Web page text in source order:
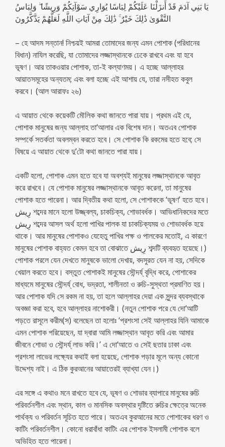
يَا بَنِي آدَمَ قَدْ أَنزَلْنَا عَلَيْكُمْ لِبَاسًا يُوَارِي سَوْآتِكُمْ وَرِيشًا ۖ وَلِبَاسُ
التَّقْوَىٰ ذَٰلِكَ خَيْرٌ ۚ ذَٰلِكَ مِنْ آيَاتِ اللَّهِ لَعَلَّهُمْ يَذَّكَّرُونَ
– হে আদম সন্তান! নিশ্চয়ই আমরা তোমাদের জন্য এমন পোশাক (পরিধানের
বিধান) নাযিল করেছি, যা তোমাদের লজ্জাস্থানকে ঢেকে রাখবে এবং যা হবে
ভূষণ। আর তাকওয়ার পোশাক, তা-ই কল্যাণময়। এ হচ্ছে আল্লাহর
আয়াতসমূহের অন্যতম; এবং বলা হচ্ছে এই আশায় যে, তারা নসীহত কবুল
করবে। (আল আরাফঃ ২৬)
এ আয়াত থেকে কয়েকটি মৌলিক কথা জানতে পারা যায়। প্রথম এই যে,
পোশাক মানুষের জন্য আল্লাহ তা‘আলার এক বিশেষ দান। অতএব পোশাক
সম্পর্কে সতর্কতা অবলম্বন করতে হবে। সে পোশাক কি রকমের হতে হবে; সে
বিষয়ে এ আয়াত থেকে দু’টো কথা জানতে পারা যায়।
একটি হলো, পোশাক এমন হতে হবে যা অবশ্যই মানুষের লজ্জাস্থানকে আবৃত
করে রাখবে। যে পোশাক মানুষের লজ্জাস্থানকে আবৃত করেনা, তা মানুষের
পোশাক হতে পারেনা। আর দ্বিতীয় কথা হলো, সে পোশাককে ‘ভূষণ’ হতে হবে।
رِيش শব্দের মানে হলো উজ্জ্বল্য, চাকচিক্য, শোভাবর্ধক। আভিধানিকদের মতে
رِيش শব্দের আসল অর্থ হলো পাখির পালক যা চাকচিক্যময় ও শোভাবর্ধক হয়ে
থাকে। আর মানুষের পোশাকও যেহেতু পাখির পক্ষ ও পালকের মতোই, এ কারণে
মানুষের পোশাক বাহ্যত কেমন হবে তা বোঝাতে رِيش শব্দটি ব্যবহৃত হয়েছে।)
পোশাক পরলে যেন দেখতে মানুষকে ভালো দেখায়, বদসুরত যেন না হয়, সেদিকে
খেয়াল করতে হবে। বস্তুত পোশাকই মানুষের সৌন্দর্য্ বৃদ্ধি করে, পোশাকের
মাধ্যমে মানুষের সৌন্দর্য্ বোধ, ভদ্রতা, শালীনতা ও রুচি-সুস্থতা প্রমাণিত হয়।
আর পোশাক যদি সে রকম না হয়, তা হলে আল্লাহর দেয়া এক সুন্দর ব্যবস্থাকে
অবজ্ঞা করা হবে, হবে আল্লাহর নাশোকরী। (নতুন পোশাক পরে যে দো‘আটি
পড়তে রাসূলে করীম(স) বলেছেন তা হলোঃ ‘প্রশংসা সেই আল্লাহর যিনি আমাকে
এমন পোশাক পরিয়েছেন, যা দ্বারা আমি লজ্জাস্থান আবৃত করি এবং আমার
জীবনে শোভা ও সৌন্দর্য্ লাভ করি।’ এ দো‘আতে ও সেই ছতার ঢাকা এবং
প্রশংসা লাভের লক্ষ্যের কথাই বলা হয়েছে, পোশাক পড়ার মূলে অন্য কোনো
উদ্দেশ্য নাই। এ ঠিক কুরআনের আয়াতেরই ব্যাখ্যা যেন।)
এর সঙ্গে এ কথাও মনে রাখতে হবে যে, ভূষণ ও শোভার ব্যাপারে মানুষের রুচি
পরিবর্তনশীল এবং স্থান, কাল ও মানসিক অবস্থার দৃষ্টিতে রুচির ক্ষেত্রে অনেক
পার্থক্য ও পরিবর্তন সূচিত হতে পারে। অতএব কুরআনের মতে পোশাকের ধরণ ও
কাটিং পরিবর্তনশীল। কোনো ধরাবাঁধা কাটিং এর পোশাক ইসলামী পোশাক বলে
অভিহিত হতে পারেনা।